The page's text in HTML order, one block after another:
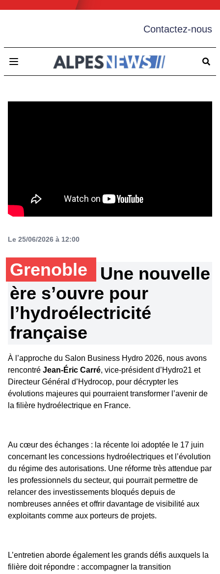
Contactez-nous
Open main menu
Le 25/06/2026 à 12:00
Grenoble
Une nouvelle
ère s’ouvre pour
l’hydroélectricité
française
À l’approche du Salon Business Hydro 2026, nous avons
rencontré Jean-Éric Carré, vice-président d’Hydro21 et
Directeur Général d’Hydrocop, pour décrypter les
évolutions majeures qui pourraient transformer l’avenir de
la filière hydroélectrique en France.
Au cœur des échanges : la récente loi adoptée le 17 juin
concernant les concessions hydroélectriques et l’évolution
du régime des autorisations. Une réforme très attendue par
les professionnels du secteur, qui pourrait permettre de
relancer des investissements bloqués depuis de
nombreuses années et offrir davantage de visibilité aux
exploitants comme aux porteurs de projets.
L’entretien aborde également les grands défis auxquels la
filière doit répondre : accompagner la transition